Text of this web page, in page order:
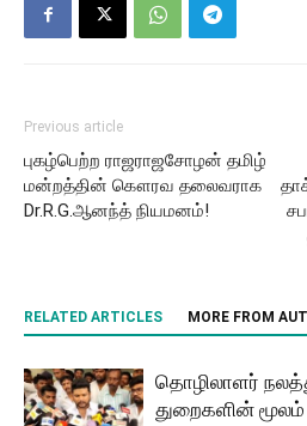
Previous article
புகழ்பெற்ற ராஜராஜசோழன் தமிழ்
மன்றத்தின் கௌரவ தலைவராக
Dr.R.G.ஆனந்த் நியமனம்!
RELATED ARTICLES MORE FROM
தொழிலாளர்
துறைகளின்